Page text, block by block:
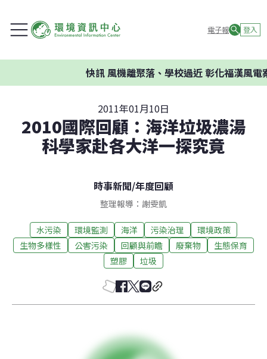
電子報 登入
快訊風機離聚落、學校過近 彰化福漢風電案
2011年01月10日
2010國際回顧：海洋垃圾濃湯
科學家赴各大洋一探究竟
時事新聞/年度回顧
整理報導：謝雯凱
水污染 環境監測 海洋 污染治理
環境政策
生物多樣性
公害污染 回顧與前瞻 廢棄物
生態保育
塑膠
垃圾